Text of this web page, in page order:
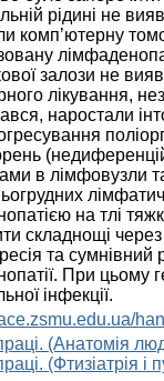
рідині не
комп’ютерну
залози не
лікування,
наростали
в лімфовузли
на тлі
складнощі
та сумнівний
При цьому
інфекції.
(Анатомія
(Фтизіатрія і